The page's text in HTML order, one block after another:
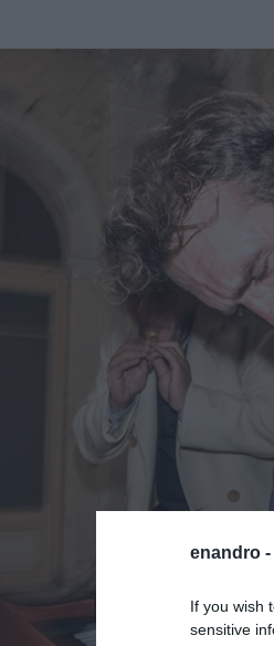
enandro -
If you wish
sensitive